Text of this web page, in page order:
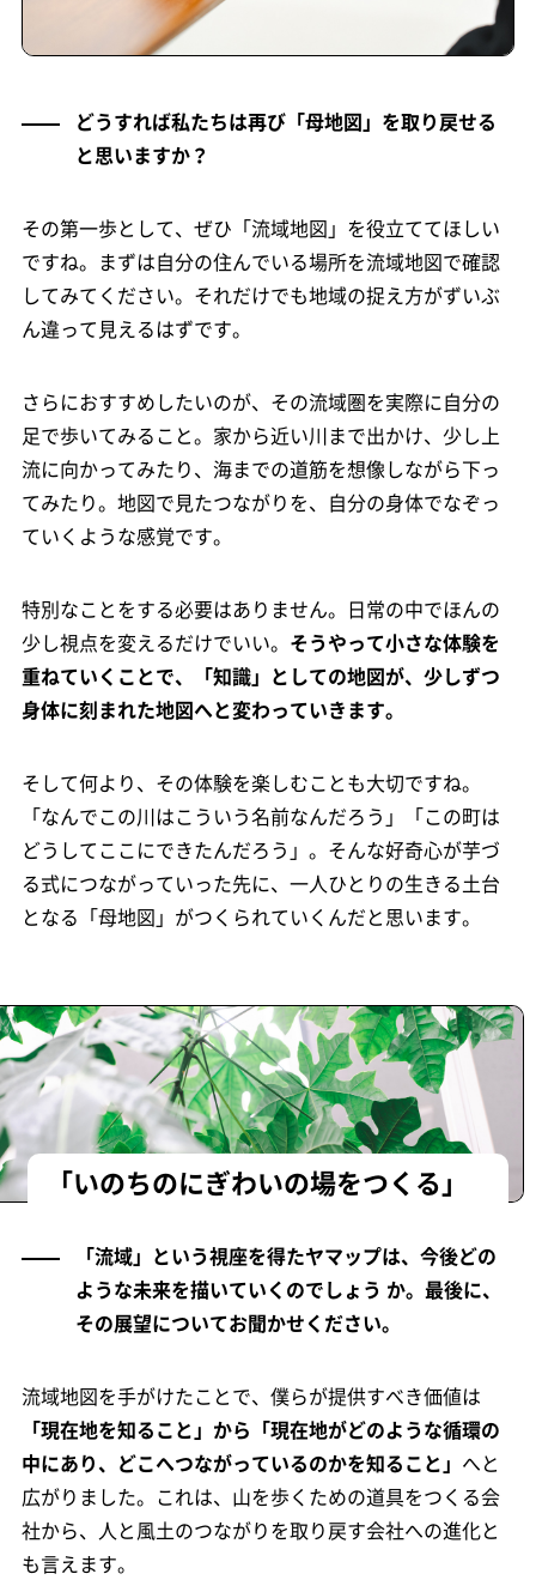
どうすれば私たちは再び「母地図」を取り戻せる
と思いますか？
その第一歩として、ぜひ「流域地図」を役立ててほしい
ですね。まずは自分の住んでいる場所を流域地図で確認
してみてください。それだけでも地域の捉え方がずいぶ
ん違って見えるはずです。
さらにおすすめしたいのが、その流域圏を実際に自分の
足で歩いてみること。家から近い川まで出かけ、少し上
流に向かってみたり、海までの道筋を想像しながら下っ
てみたり。地図で見たつながりを、自分の身体でなぞっ
ていくような感覚です。
特別なことをする必要はありません。日常の中でほんの
少し視点を変えるだけでいい。 そうやって小さな体験を
重ねていくことで、「知識」としての地図が、少しずつ
身体に刻まれた地図へと変わっていきます。
そして何より、その体験を楽しむことも大切ですね。
「なんでこの川はこういう名前なんだろう」「この町は
どうしてここにできたんだろう」。そんな好奇心が芋づ
る式につながっていった先に、一人ひとりの生きる土台
となる「母地図」がつくられていくんだと思います。
「いのちのにぎわいの場をつくる」
「流域」という視座を得たヤマップは、今後どの
ような未来を描いていくのでしょう か。最後に、
その展望についてお聞かせください。
流域地図を手がけたことで、僕らが提供すべき価値は
「現在地を知ること」から「現在地がどのような循環の
中にあり、どこへつながっているのかを知ること」 へと
広がりました。これは、山を歩くための道具をつくる会
社から、人と風土のつながりを取り戻す会社への進化と
も言えます。